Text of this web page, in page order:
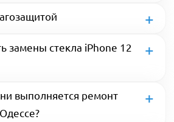
замены стекла iPhone 12
выполняется ремонт